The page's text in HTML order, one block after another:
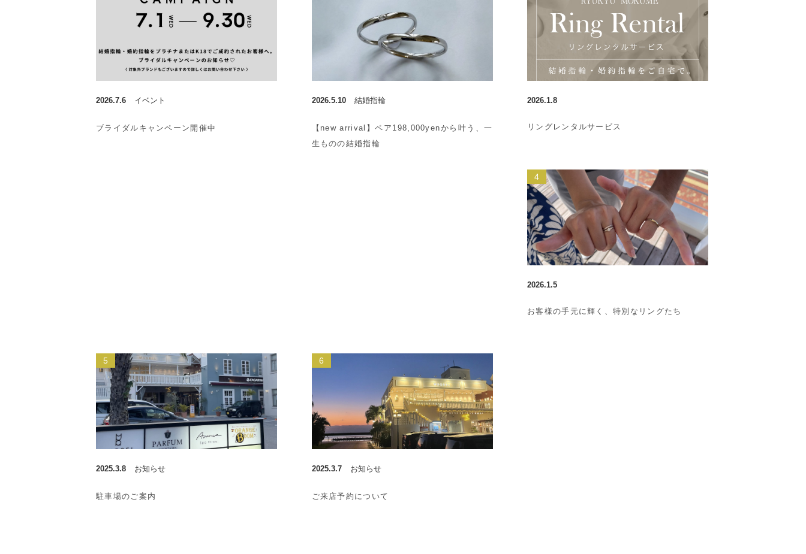
2026.7.6 イベント
ブライダルキャンペーン開催中
2026.5.10 結婚指輪
【new arrival】ペア198,000yenから叶う、一
生ものの結婚指輪
2026.1.8
リングレンタルサービス
2026.1.5
お客様の手元に輝く、特別なリングたち
2025.3.8 お知らせ
駐車場のご案内
2025.3.7 お知らせ
ご来店予約について